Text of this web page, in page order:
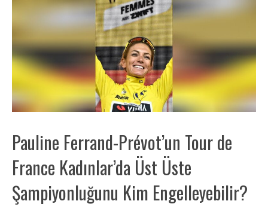
Pauline Ferrand-Prévot’un Tour de
France Kadınlar’da Üst Üste
Şampiyonluğunu Kim Engelleyebilir?